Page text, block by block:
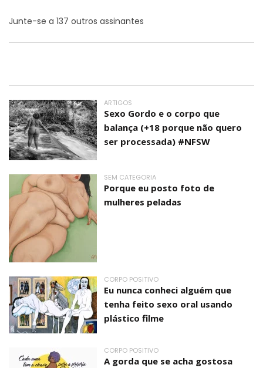
Junte-se a 137 outros assinantes
ARTIGOS
Sexo Gordo e o corpo que
balança (+18 porque não quero
ser processada) #NFSW
SEM CATEGORIA
Porque eu posto foto de
mulheres peladas
CORPO POSITIVO
Eu nunca conheci alguém que
tenha feito sexo oral usando
plástico filme
CORPO POSITIVO
A gorda que se acha gostosa